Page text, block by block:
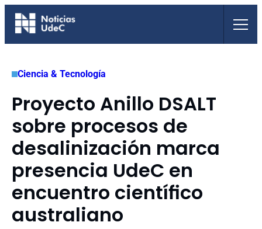
Saltar
Ciencia & Tecnología
Proyecto Anillo DSALT
sobre procesos de
desalinización marca
presencia UdeC en
encuentro científico
australiano